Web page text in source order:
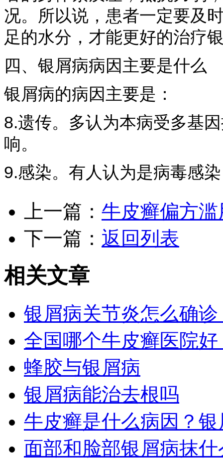
况。所以说，患者一定要及
足的水分，才能更好的治疗
四、银屑病病因主要是什么
银屑病的病因主要是：
8.遗传。多认为本病受多基
响。
9.感染。有人认为是病毒感染
上一篇： 牛皮癣偏方
下一篇： 返回列表
相关文章
银屑病关节炎怎么确诊
全国哪个牛皮癣医院
蜂胶与银屑病
银屑病能治去根吗
牛皮癣是什么病因？
面部和脸部银屑病抹